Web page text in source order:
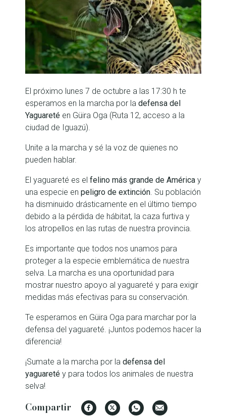
El próximo lunes 7 de octubre a las 17:30 h te
esperamos en la marcha por la defensa del
Yaguaretéen Güira Oga (Ruta 12, acceso a la
ciudad de Iguazú).
Unite a la marcha y sé la voz de quienes no
pueden hablar.
El yaguareté es el felino más grande de Américay
una especie en peligro de extinción. Su población
ha disminuido drásticamente en el último tiempo
debido a la pérdida de hábitat, la caza furtiva y
los atropellos en las rutas de nuestra provincia.
Es importante que todos nos unamos para
proteger a la especie emblemática de nuestra
selva. La marcha es una oportunidad para
mostrar nuestro apoyo al yaguareté y para exigir
medidas más efectivas para su conservación.
Te esperamos en Güira Oga para marchar por la
defensa del yaguareté. ¡Juntos podemos hacer la
diferencia!
¡Sumate a la marcha por la defensa del
yaguaretéy para todos los animales de nuestra
selva!
Compartir Facebook
Twitter WhatsApp
Email